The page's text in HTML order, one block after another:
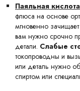
Паяльная кислота
флюса на основе
мгновенно
вам нужно срочно
детали. Слабые
токопроводны и
или деталь нужно
спиртом или